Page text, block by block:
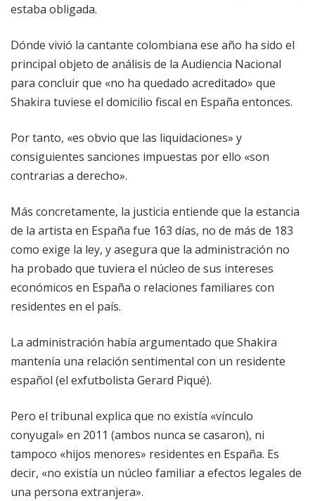
estaba obligada.
Dónde vivió la cantante colombiana ese año ha sido el
principal objeto de análisis de la Audiencia Nacional
para concluir que «no ha quedado acreditado» que
Shakira tuviese el domicilio fiscal en España entonces.
Por tanto, «es obvio que las liquidaciones» y
consiguientes sanciones impuestas por ello «son
contrarias a derecho».
Más concretamente, la justicia entiende que la estancia
de la artista en España fue 163 días, no de más de 183
como exige la ley, y asegura que la administración no
ha probado que tuviera el núcleo de sus intereses
económicos en España o relaciones familiares con
residentes en el país.
La administración había argumentado que Shakira
mantenía una relación sentimental con un residente
español (el exfutbolista Gerard Piqué).
Pero el tribunal explica que no existía «vínculo
conyugal» en 2011 (ambos nunca se casaron), ni
tampoco «hijos menores» residentes en España. Es
decir, «no existía un núcleo familiar a efectos legales de
una persona extranjera».